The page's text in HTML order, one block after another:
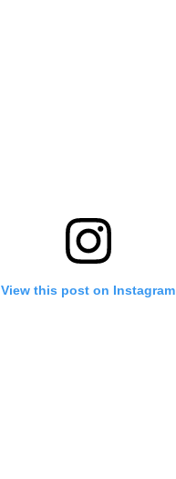
View this post on Instagram